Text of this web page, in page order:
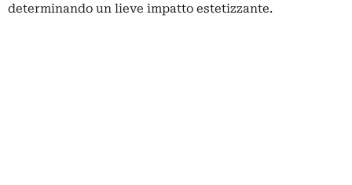
determinando un lieve impatto estetizzante.